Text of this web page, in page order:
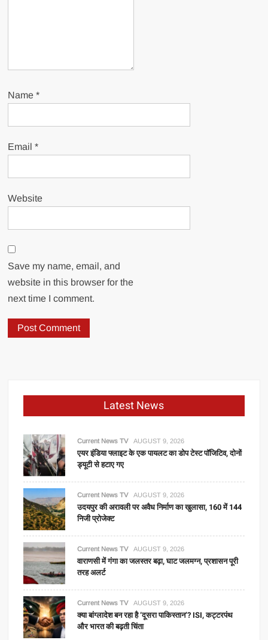
Name*
Email*
Website
Save my name, email, and
website in this browser for the
next time I comment.
Latest News
Current News TV AUGUST 9, 2026
एयर इंडिया फ्लाइट के एक पायलट का डोप टेस्ट पॉजिटिव, दोनों
ड्यूटी से हटाए गए
Current News TV AUGUST 9, 2026
उदयपुर की अरावली पर अवैध निर्माण का खुलासा, 160 में 144
निजी प्रोजेक्ट
Current News TV AUGUST 9, 2026
वाराणसी में गंगा का जलस्तर बढ़ा, घाट जलमग्न, प्रशासन पूरी
तरह अलर्ट
Current News TV AUGUST 9, 2026
क्या बांग्लादेश बन रहा है ‘दूसरा पाकिस्तान’? ISI, कट्टरपंथ
और भारत की बढ़ती चिंता